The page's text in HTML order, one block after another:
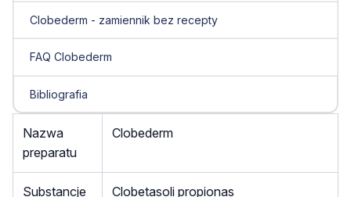
Clobederm - zamiennik bez recepty
FAQ Clobederm
Bibliografia
Nazwa
preparatu
Clobederm
Substancje
Clobetasoli propionas